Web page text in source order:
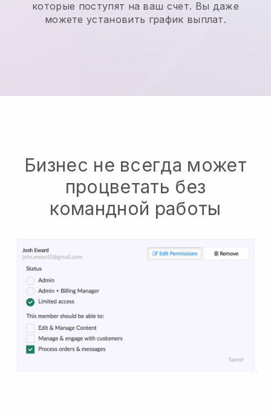
которые поступят на ваш счет. Вы даже
можете установить график выплат.
Бизнес не всегда может
процветать без
командной работы